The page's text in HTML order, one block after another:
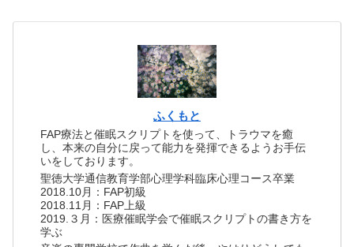
ふくもと
FAP療法と催眠スクリプトを使って、トラウマを癒
し、本来の自分に戻って能力を発揮できるようお手伝
いをしております。
聖徳大学通信教育学部心理学科臨床心理コース卒業
2018.10月：FAP初級
2018.11月：FAP上級
2019.３月：医療催眠学会で催眠スクリプトの書き方を
学ぶ